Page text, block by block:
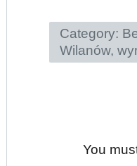
Category:
Wilanów,
You